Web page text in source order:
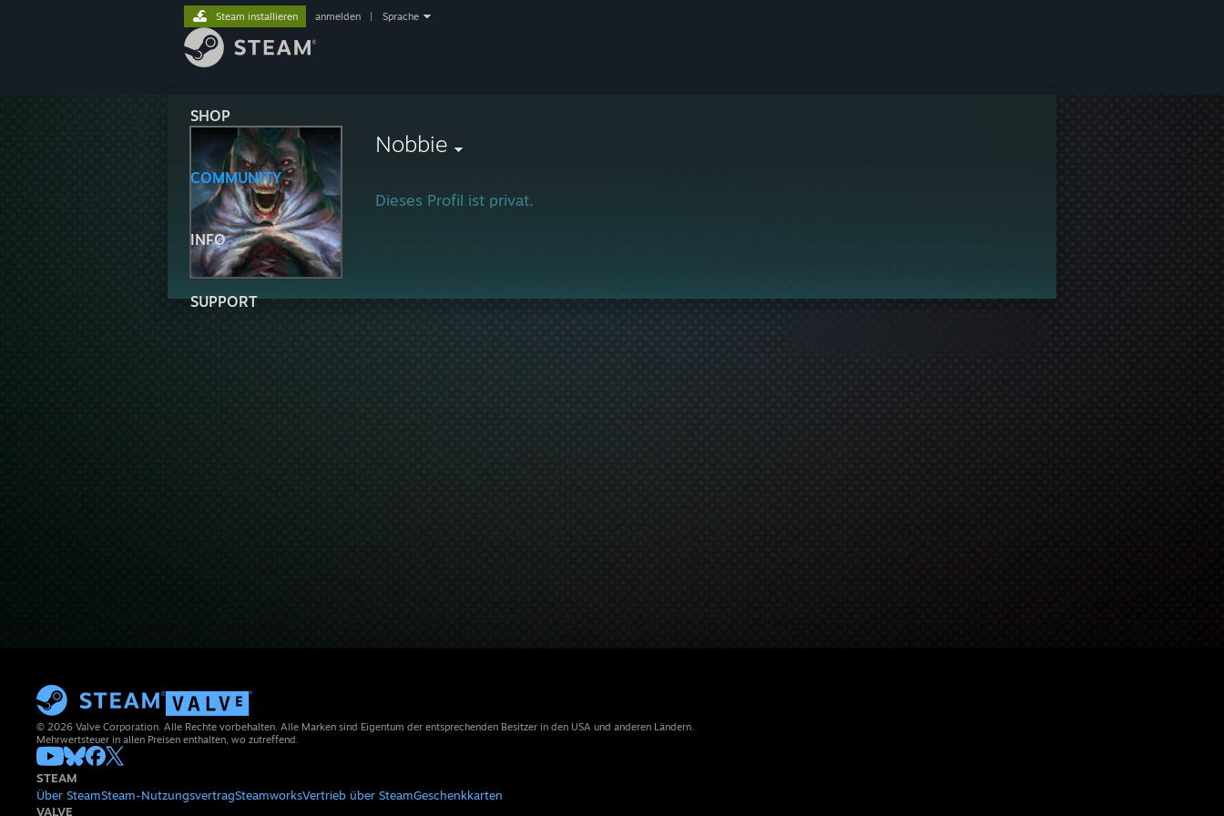
SHOP
COMMUNITY
INFO
SUPPORT
Steam installieren anmelden Sprache
Nobbie
Dieses Profil ist privat.
© 2026 Valve Corporation. Alle Rechte vorbehalten. Alle Marken sind Eigentum der entsprechenden Besitzer in den USA und anderen Ländern.
Mehrwertsteuer in allen Preisen enthalten, wo zutreffend.
STEAM
Über SteamSteam-NutzungsvertragSteamworksVertrieb über SteamGeschenkkarten
VALVE